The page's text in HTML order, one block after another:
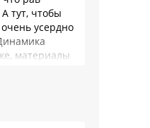
тут, чтобы
усердно
материалы